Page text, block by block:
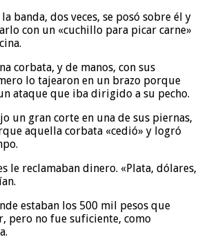
banda, dos veces, se posó sobre él y
con un «cuchillo para picar carne»
corbata, y de manos, con sus
lo tajearon en un brazo porque
ataque que iba dirigido a su pecho.
un gran corte en una de sus piernas,
aquella corbata «cedió» y logró
le reclamaban dinero. «Plata, dólares,
estaban los 500 mil pesos que
pero no fue suficiente, como